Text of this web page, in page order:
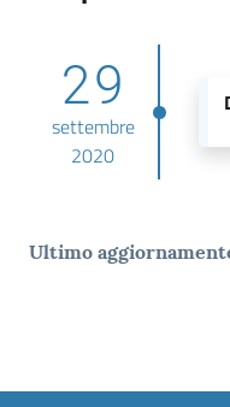
29
settembre
2020
Ultimo